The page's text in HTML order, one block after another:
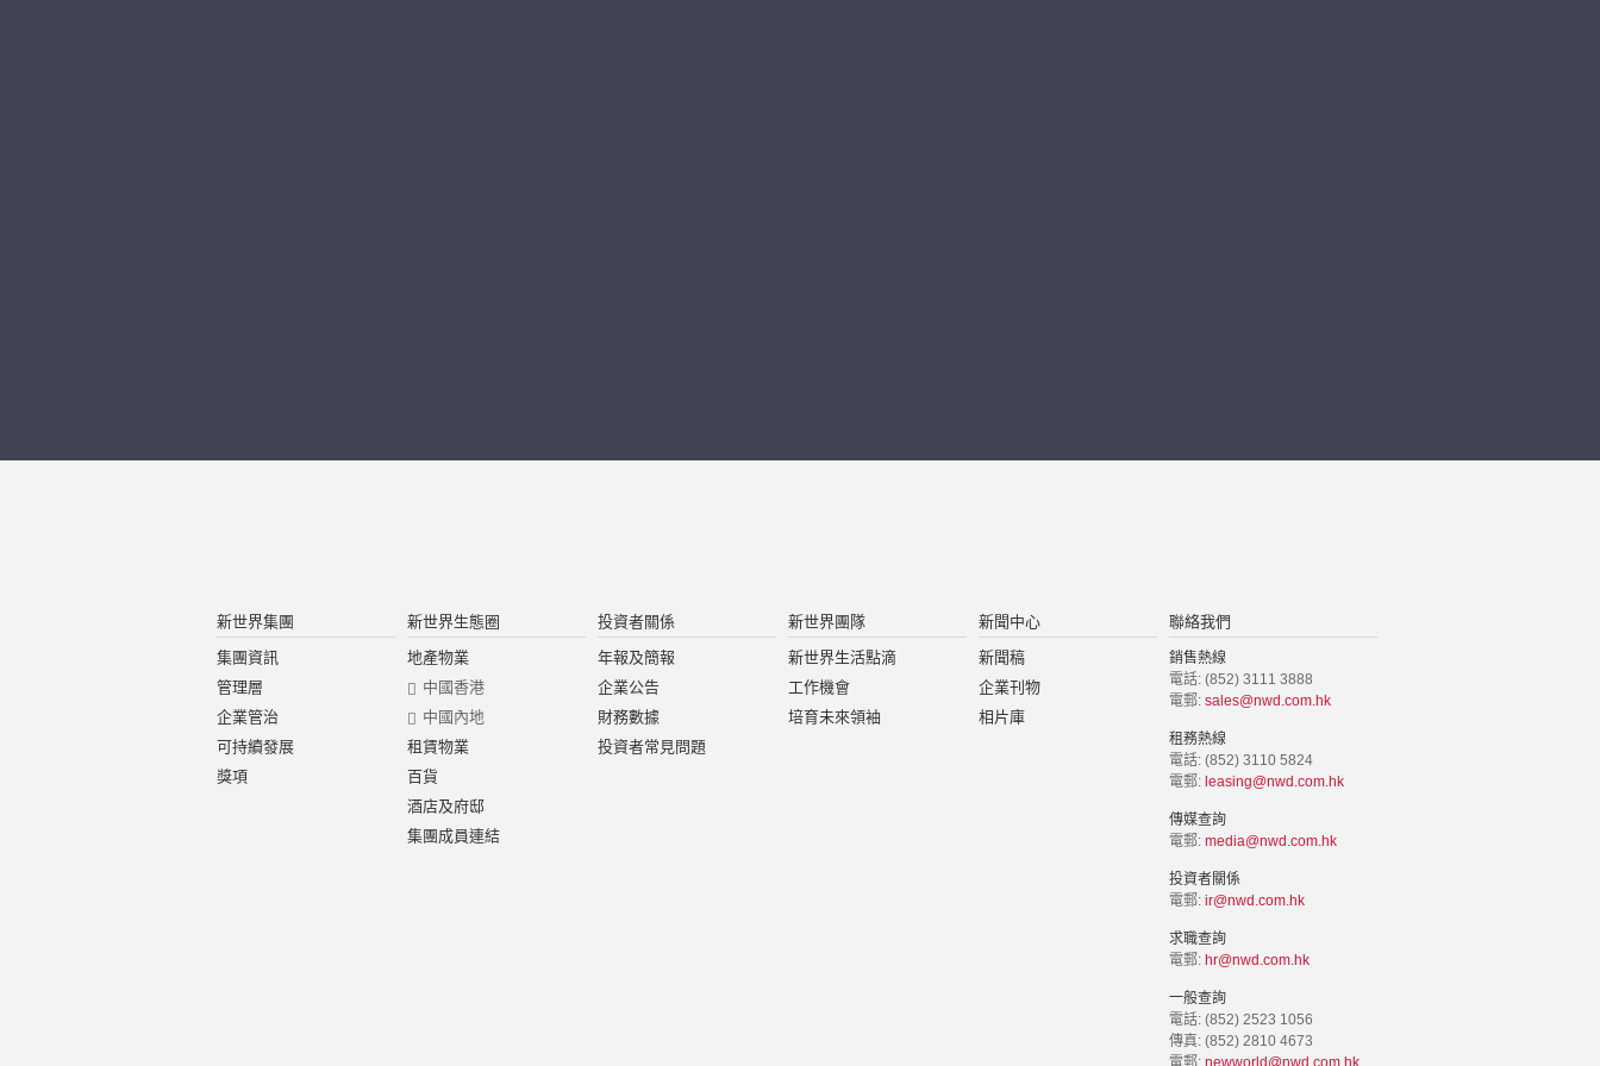
新世界集團
集團資訊
管理層
企業管治
可持續發展
獎項
新世界生態圈
地產物業
中國香港
中國內地
租賃物業
百貨
酒店及府邸
集團成員連結
投資者關係
年報及簡報
企業公告
財務數據
投資者常見問題
新世界團隊
新世界生活點滴
工作機會
培育未來領袖
新聞中心
新聞稿
企業刊物
相片庫
聯絡我們
銷售熱線
電話: (852) 3111 3888
電郵: sales@nwd.com.hk
租務熱線
電話: (852) 3110 5824
電郵: leasing@nwd.com.hk
傳媒查詢
電郵: media@nwd.com.hk
投資者關係
電郵: ir@nwd.com.hk
求職查詢
電郵: hr@nwd.com.hk
一般查詢
電話: (852) 2523 1056
傳真: (852) 2810 4673
電郵: newworld@nwd.com.hk